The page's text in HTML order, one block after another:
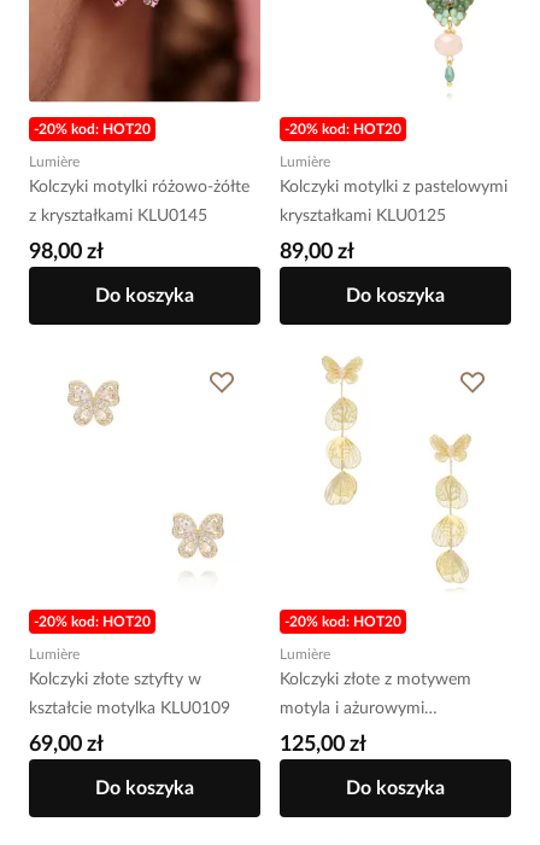
-20% kod: HOT20
Lumière
Kolczyki motylki różowo-żółte
z kryształkami KLU0145
98,00 zł
Do koszyka
-20% kod: HOT20
Lumière
Kolczyki motylki z pastelowymi
kryształkami KLU0125
89,00 zł
Do koszyka
-20% kod: HOT20
Lumière
Kolczyki złote sztyfty w
kształcie motylka KLU0109
69,00 zł
Do koszyka
-20% kod: HOT20
Lumière
Kolczyki złote z motywem
motyla i ażurowymi
elementami KLU0100
125,00 zł
Do koszyka